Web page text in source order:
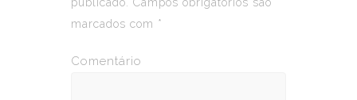
marcados com *
Comentário